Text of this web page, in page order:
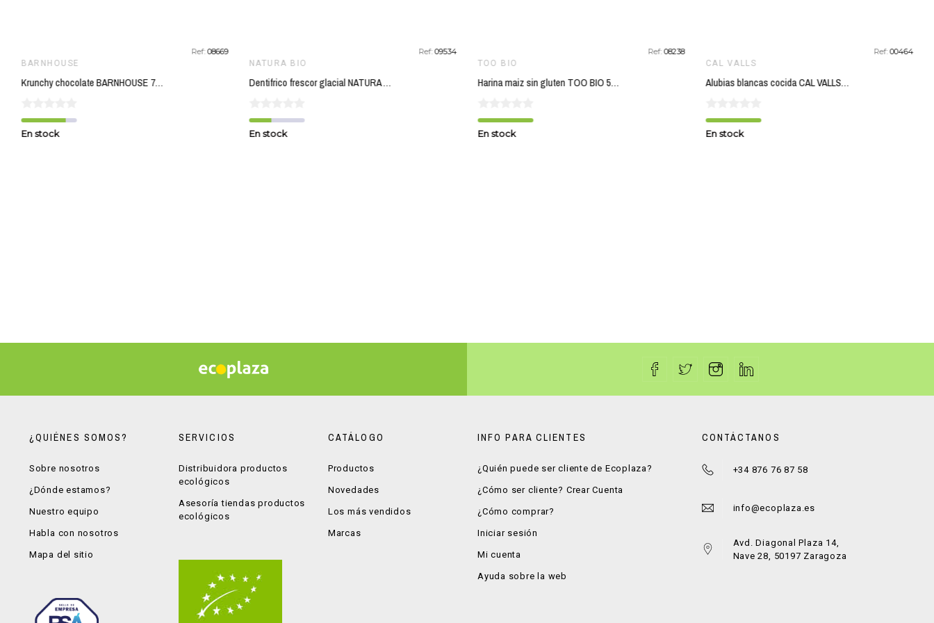
Ref:08669
BARNHOUSE
Krunchy chocolate BARNHOUSE 750 gr BIO
En stock
Ref:09534
NATURA BIO
Dentifrico frescor glacial NATURA BIO 75 ml
En stock
Ref:08238
TOO BIO
Harina maiz sin gluten TOO BIO 500 gr BIO
En stock
Ref:00464
CAL VALLS
Alubias blancas cocida CAL VALLS 220 gr ECO
En stock
¿QUIÉNES SOMOS?
Sobre nosotros
¿Dónde estamos?
Nuestro equipo
Habla con nosotros
Mapa del sitio
SERVICIOS
Distribuidora productos
ecológicos
Asesoría tiendas productos
ecológicos
CATÁLOGO
Productos
Novedades
Los más vendidos
Marcas
INFO PARA CLIENTES
¿Quién puede ser cliente de Ecoplaza?
¿Cómo ser cliente? Crear Cuenta
¿Cómo comprar?
Iniciar sesión
Mi cuenta
Ayuda sobre la web
CONTÁCTANOS
+34 876 76 87 58
info@ecoplaza.es
Avd. Diagonal Plaza 14,
Nave 28, 50197 Zaragoza